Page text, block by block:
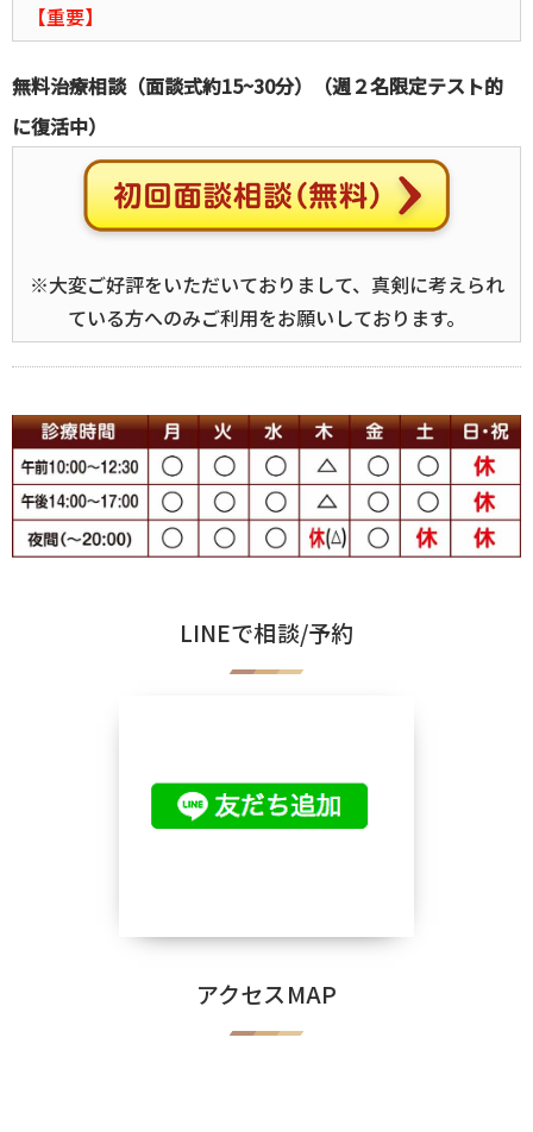
【重要】
無料治療相談（面談式約15~30分）（週２名限定テスト的
に復活中）
※大変ご好評をいただいておりまして、真剣に考えられ
ている方へのみご利用をお願いしております。
LINEで相談/予約
アクセスMAP